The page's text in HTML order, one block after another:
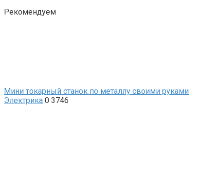
Рекомендуем
Мини токарный станок по металлу своими руками
Электрика 0 3746